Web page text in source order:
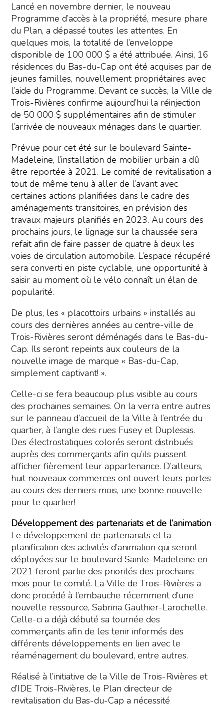
Lancé en novembre dernier, le nouveau
Programme d’accès à la propriété, mesure phare
du Plan, a dépassé toutes les attentes. En
quelques mois, la totalité de l’enveloppe
disponible de 100 000 $ a été attribuée. Ainsi, 16
résidences du Bas-du-Cap ont été acquises par de
jeunes familles, nouvellement propriétaires avec
l’aide du Programme. Devant ce succès, la Ville de
Trois-Rivières confirme aujourd’hui la réinjection
de 50 000 $ supplémentaires afin de stimuler
l’arrivée de nouveaux ménages dans le quartier.
Prévue pour cet été sur le boulevard Sainte-
Madeleine, l’installation de mobilier urbain a dû
être reportée à 2021. Le comité de revitalisation a
tout de même tenu à aller de l’avant avec
certaines actions planifiées dans le cadre des
aménagements transitoires, en prévision des
travaux majeurs planifiés en 2023. Au cours des
prochains jours, le lignage sur la chaussée sera
refait afin de faire passer de quatre à deux les
voies de circulation automobile. L’espace récupéré
sera converti en piste cyclable, une opportunité à
saisir au moment où le vélo connaît un élan de
popularité.
De plus, les « placottoirs urbains » installés au
cours des dernières années au centre-ville de
Trois-Rivières seront déménagés dans le Bas-du-
Cap. Ils seront repeints aux couleurs de la
nouvelle image de marque « Bas-du-Cap,
simplement captivant! ».
Celle-ci se fera beaucoup plus visible au cours
des prochaines semaines. On la verra entre autres
sur le panneau d’accueil de la Ville à l’entrée du
quartier, à l’angle des rues Fusey et Duplessis.
Des électrostatiques colorés seront distribués
auprès des commerçants afin qu’ils puissent
afficher fièrement leur appartenance. D’ailleurs,
huit nouveaux commerces ont ouvert leurs portes
au cours des derniers mois, une bonne nouvelle
pour le quartier!
Développement des partenariats et de l’animation
Le développement de partenariats et la
planification des activités d’animation qui seront
déployées sur le boulevard Sainte-Madeleine en
2021 feront partie des priorités des prochains
mois pour le comité. La Ville de Trois-Rivières a
donc procédé à l’embauche récemment d’une
nouvelle ressource, Sabrina Gauthier-Larochelle.
Celle-ci a déjà débuté sa tournée des
commerçants afin de les tenir informés des
différents développements en lien avec le
réaménagement du boulevard, entre autres.
Réalisé à l’initiative de la Ville de Trois-Rivières et
d’IDE Trois-Rivières, le Plan directeur de
revitalisation du Bas-du-Cap a nécessité